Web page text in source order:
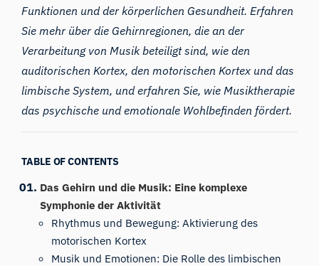
Funktionen und der körperlichen Gesundheit. Erfahren
Sie mehr über die Gehirnregionen, die an der
Verarbeitung von Musik beteiligt sind, wie den
auditorischen Kortex, den motorischen Kortex und das
limbische System, und erfahren Sie, wie Musiktherapie
das psychische und emotionale Wohlbefinden fördert.
TABLE OF CONTENTS
Das Gehirn und die Musik: Eine komplexe
Symphonie der Aktivität
Rhythmus und Bewegung: Aktivierung des
motorischen Kortex
Musik und Emotionen: Die Rolle des limbischen